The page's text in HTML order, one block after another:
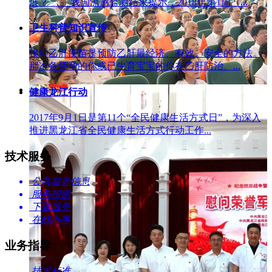
展？ 我国流感监测结果提示，2018年第1周（...
卫生科普知识宣传
接种乙肝疫苗是预防乙肝最经济、有效、安全的方法。
那准备怀孕的你或已生育宝宝的你在乙肝防治、...
健康龙江行动
2017年9月1日是第11个“全民健康生活方式日”，为深入
推进黑龙江省全民健康生活方式行动工作...
技术服务
公共服务信息
服务指南
下载服务
在线办事
业务指导